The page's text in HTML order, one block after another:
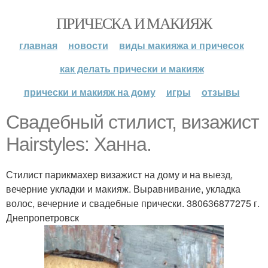
ПРИЧЕСКА И МАКИЯЖ
главная новости
виды макияжа и причесок
как делать прически и макияж
прически и макияж на дому
игры отзывы
Свадебный стилист, визажист
Hairstyles: Ханна.
Стилист парикмахер визажист на дому и на выезд,
вечерние укладки и макияж. Выравнивание, укладка
волос, вечерние и свадебные прически. 380636877275 г.
Днепропетровск